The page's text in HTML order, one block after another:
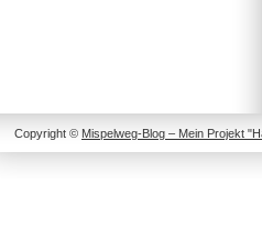
Copyright © Mispelweg-Blog – Mein Projekt